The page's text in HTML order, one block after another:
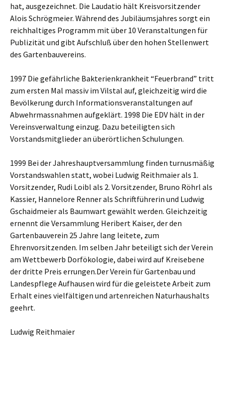
hat, ausgezeichnet. Die Laudatio hält Kreisvorsitzender
Alois Schrögmeier. Während des Jubiläumsjahres sorgt ein
reichhaltiges Programm mit über 10 Veranstaltungen für
Publizität und gibt Aufschluß über den hohen Stellenwert
des Gartenbauvereins.
1997 Die gefährliche Bakterienkrankheit “Feuerbrand” tritt
zum ersten Mal massiv im Vilstal auf, gleichzeitig wird die
Bevölkerung durch Informationsveranstaltungen auf
Abwehrmassnahmen aufgeklärt. 1998 Die EDV hält in der
Vereinsverwaltung einzug. Dazu beteiligten sich
Vorstandsmitglieder an überörtlichen Schulungen.
1999 Bei der Jahreshauptversammlung finden turnusmäßig
Vorstandswahlen statt, wobei Ludwig Reithmaier als 1.
Vorsitzender, Rudi Loibl als 2. Vorsitzender, Bruno Röhrl als
Kassier, Hannelore Renner als Schriftführerin und Ludwig
Gschaidmeier als Baumwart gewählt werden. Gleichzeitig
ernennt die Versammlung Heribert Kaiser, der den
Gartenbauverein 25 Jahre lang leitete, zum
Ehrenvorsitzenden. Im selben Jahr beteiligt sich der Verein
am Wettbewerb Dorfökologie, dabei wird auf Kreisebene
der dritte Preis errungen.Der Verein für Gartenbau und
Landespflege Aufhausen wird für die geleistete Arbeit zum
Erhalt eines vielfältigen und artenreichen Naturhaushalts
geehrt.
Ludwig Reithmaier